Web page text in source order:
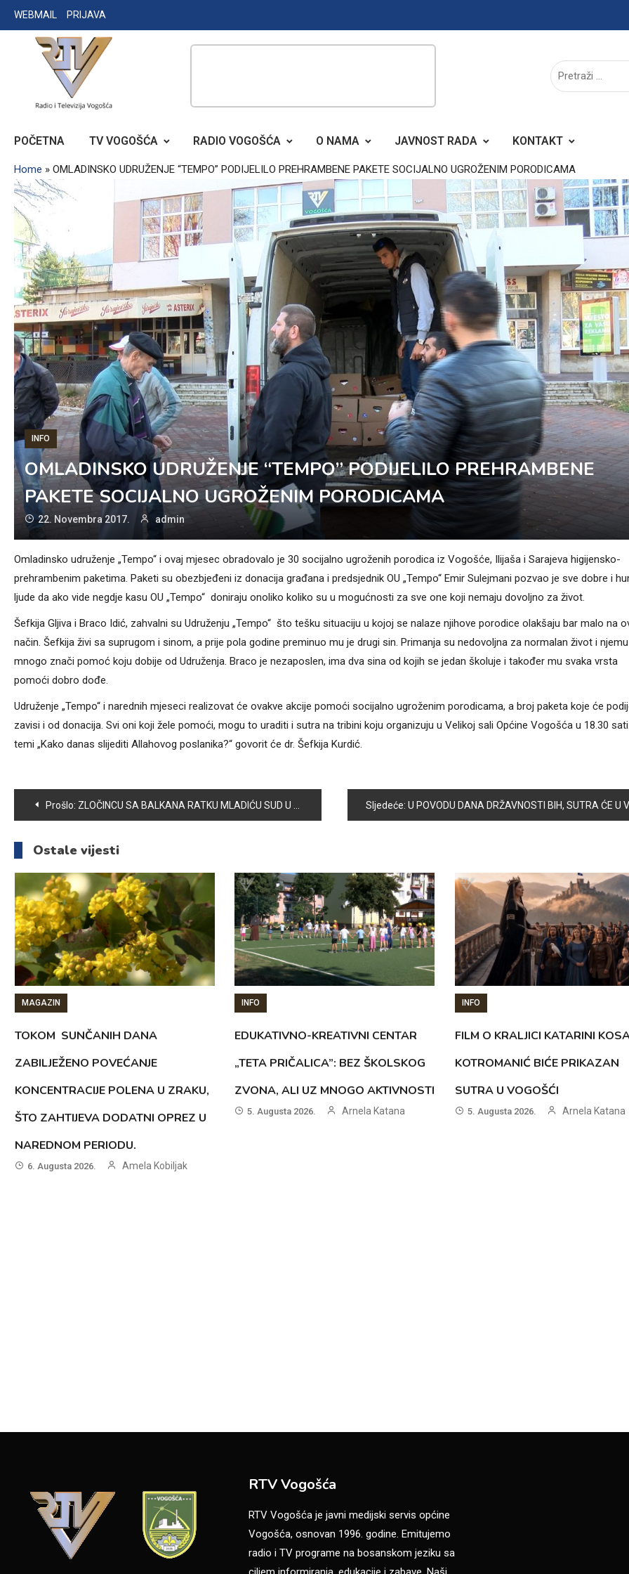
Skip
to
WEBMAIL PRIJAVA
RADIO TELEVIZIJA VOGOŠĆA
POČETNA TV VOGOŠĆA RADIO VOGOŠĆA O NAMA JAVNOST RADA KONTAKT
Home » OMLADINSKO UDRUŽENJE “TEMPO” PODIJELILO PREHRAMBENE PAKETE SOCIJALNO UGROŽENIM PORODICAMA
INFO
OMLADINSKO UDRUŽENJE “TEMPO” PODIJELILO PREHRAMBENE
PAKETE SOCIJALNO UGROŽENIM PORODICAMA
22. Novembra 2017. admin
Omladinsko udruženje „Tempo“ i ovaj mjesec obradovalo je 30 socijalno ugroženih porodica iz Vogošće, Ilijaša i Sarajeva higijensko-
prehrambenim paketima. Paketi su obezbjeđeni iz donacija građana i predsjednik OU „Tempo“ Emir Sulejmani pozvao je sve dobre i
ljude da ako vide negdje kasu OU „Tempo“ doniraju onoliko koliko su u mogućnosti za sve one koji nemaju dovoljno za život.
Šefkija Gljiva i Braco Idić, zahvalni su Udruženju „Tempo“ što tešku situaciju u kojoj se nalaze njihove porodice olakšaju bar malo na
način. Šefkija živi sa suprugom i sinom, a prije pola godine preminuo mu je drugi sin. Primanja su nedovoljna za normalan život i njemu
mnogo znači pomoć koju dobije od Udruženja. Braco je nezaposlen, ima dva sina od kojih se jedan školuje i također mu svaka vrsta
pomoći dobro dođe.
Udruženje „Tempo“ i narednih mjeseci realizovat će ovakve akcije pomoći socijalno ugroženim porodicama, a broj paketa koje će
zavisi i od donacija. Svi oni koji žele pomoći, mogu to uraditi i sutra na tribini koju organizuju u Velikoj sali Općine Vogošća u 18.30
temi „Kako danas slijediti Allahovog poslanika?“ govorit će dr. Šefkija Kurdić.
Navigacija
članaka
Prošlo: ZLOČINCU SA BALKANA RATKU MLADIĆU SUD U HAGU PRESUDIO KAZNU DOŽIVOTNOG ZATVORA Sljedeće: U POVODU DANA DRŽAVNOSTI BIH, SUTRA ĆE U VOGOŠĆI BITI ODRŽANA SVEČANA SJEDNICA OPĆINSKOG VIJEĆA
Ostale vijesti
MAGAZIN
TOKOM SUNČANIH DANA
ZABILJEŽENO POVEĆANJE
KONCENTRACIJE POLENA U ZRAKU,
ŠTO ZAHTIJEVA DODATNI OPREZ U
NAREDNOM PERIODU.
6. Augusta 2026. Amela Kobiljak
INFO
EDUKATIVNO-KREATIVNI CENTAR
„TETA PRIČALICA”: BEZ ŠKOLSKOG
ZVONA, ALI UZ MNOGO AKTIVNOSTI
5. Augusta 2026. Arnela Katana
INFO
FILM O KRALJICI KATARINI
KOTROMANIĆ BIĆE PRIKAZAN
SUTRA U VOGOŠĆI
5. Augusta 2026. Arnela Katana
RTV Vogošća
RTV Vogošća je javni medijski servis općine
Vogošća, osnovan 1996. godine. Emitujemo
radio i TV programe na bosanskom jeziku sa